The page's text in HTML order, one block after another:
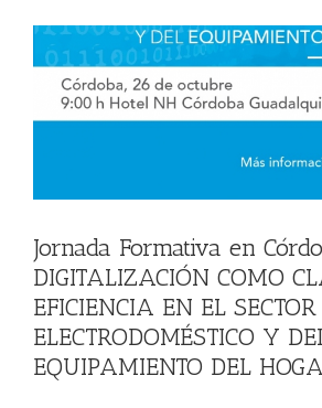
Jornada Formativa en
DIGITALIZACIÓN COMO
EFICIENCIA EN EL SECTOR
ELECTRODOMÉSTICO Y
EQUIPAMIENTO DEL